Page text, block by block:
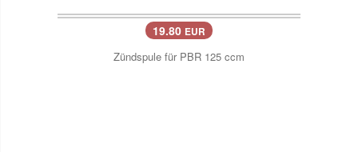
19.80 EUR
Zündspule für PBR 125 ccm